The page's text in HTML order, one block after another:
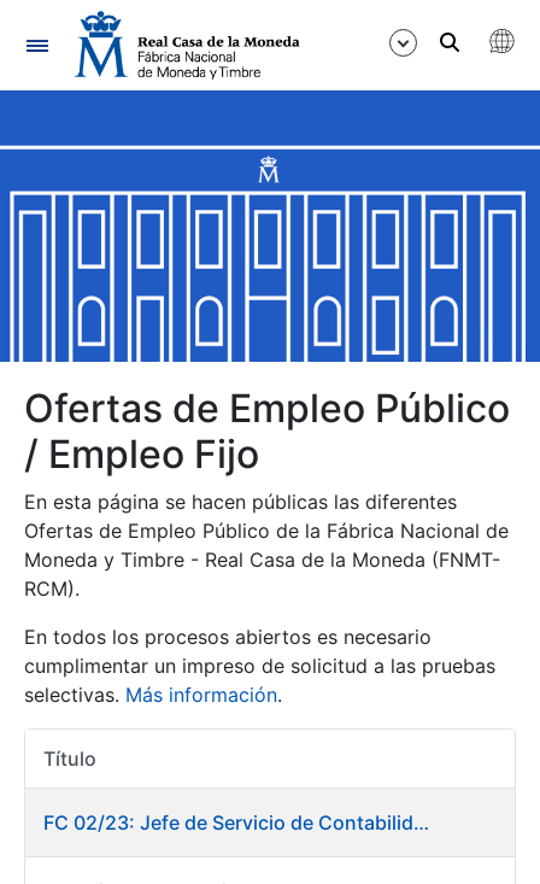
Navegación
Mostrar/Ocultar
Mostrar/Ocultar
Mostrar/Ocultar
Mostrar/Ocultar
Mostrar/Ocultar
Ofertas de Empleo Público
/ Empleo Fijo
En esta página se hacen públicas las diferentes
Ofertas de Empleo Público de la Fábrica Nacional de
Moneda y Timbre - Real Casa de la Moneda (FNMT-
RCM).
En todos los procesos abiertos es necesario
cumplimentar un impreso de solicitud a las pruebas
selectivas. Más información.
Título
FC 02/23: Jefe de Servicio de Contabilidad